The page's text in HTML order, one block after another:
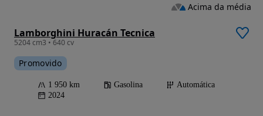
Lamborghini Huracán Tecnica
5204 cm3 • 640 cv
Promovido
1 950 km Gasolina
Automática
2024
Acima da média